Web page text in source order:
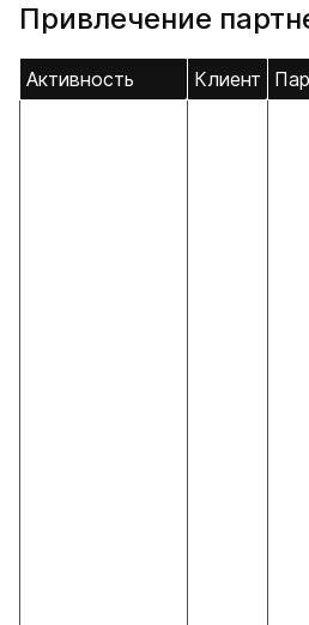
Привлечение
Активность Клиент